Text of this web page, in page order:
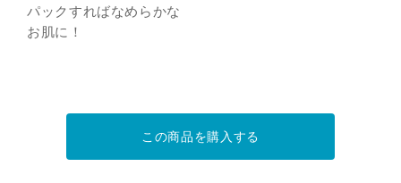
パックすればなめらかな
お肌に！
この商品を購入する